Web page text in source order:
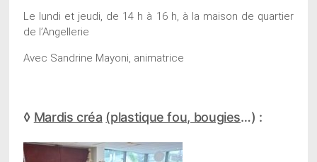
Le lundi et jeudi, de 14 h à 16 h, à la maison de quartier
de l’Angellerie
Avec Sandrine Mayoni, animatrice
◊ Mardis créa (plastique fou, bougies…) :